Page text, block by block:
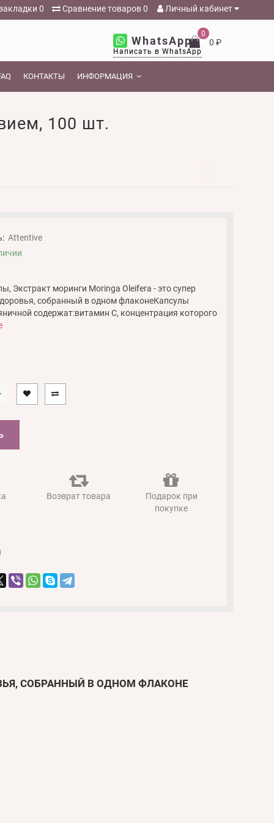
0 Сравнение товаров0 Личный кабинет
WhatsApp
Написать в WhatsApp
0
0 ₽
КОНТАКТЫ ИНФОРМАЦИЯ
100 шт.
Attentive
Экстракт моринги Moringa Oleifera - это супер
собранный в одном флаконеКапсулы
содержат:витамин С, концентрация которого
Возврат товара
Подарок при
покупке
СОБРАННЫЙ В ОДНОМ ФЛАКОНЕ